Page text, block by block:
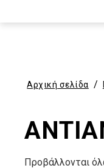
Αρχική σελίδα /
Προβάλλονται